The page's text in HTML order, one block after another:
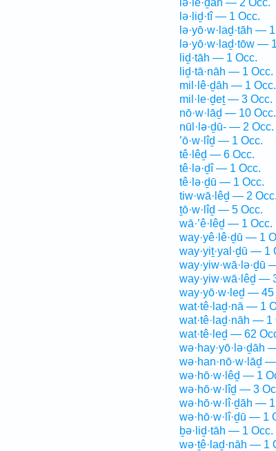
lə·lê·ḏāh — 2 Occ.
lə·liḏ·tî — 1 Occ.
lə·yō·w·laḏ·tāh —
lə·yō·w·laḏ·tōw —
liḏ·tāh — 1 Occ.
liḏ·tā·nāh — 1 Occ.
mil·lê·ḏāh — 1 Occ.
mil·le·ḏeṯ — 3 Occ.
nō·w·lāḏ — 10 Occ.
nūl·lə·ḏū- — 2 Occ.
’ō·w·lîḏ — 1 Occ.
tê·lêḏ — 6 Occ.
tê·lə·ḏî — 1 Occ.
tê·lə·ḏū — 1 Occ.
tiw·wā·lêḏ — 2 Occ.
ṯō·w·lîḏ — 5 Occ.
wā·’ê·lêḏ — 1 Occ.
way·yê·lê·ḏū — 1
way·yiṯ·yal·ḏū — 1
way·yiw·wā·lə·ḏū
way·yiw·wā·lêḏ —
way·yō·w·leḏ — 45
wat·tê·laḏ·nā — 1
wat·tê·laḏ·nāh — 1
wat·tê·leḏ — 62
wə·hay·yō·lə·ḏāh
wə·han·nō·w·lāḏ
wə·hō·w·lêḏ — 1
wə·hō·w·lîḏ — 3
wə·hō·w·lî·ḏāh —
wə·hō·w·lî·ḏū — 1
ḇə·liḏ·tāh — 1 Occ.
wə·ṯê·laḏ·nāh — 1